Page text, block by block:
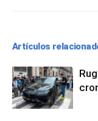
Artículos